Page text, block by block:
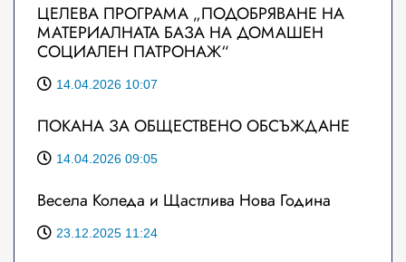
ЦЕЛЕВА ПРОГРАМА „ПОДОБРЯВАНЕ НА
МАТЕРИАЛНАТА БАЗА НА ДОМАШЕН
СОЦИАЛЕН ПАТРОНАЖ“
14.04.2026 10:07
ПОКАНА ЗА ОБЩЕСТВЕНО ОБСЪЖДАНЕ
14.04.2026 09:05
Весела Коледа и Щастлива Нова Година
23.12.2025 11:24